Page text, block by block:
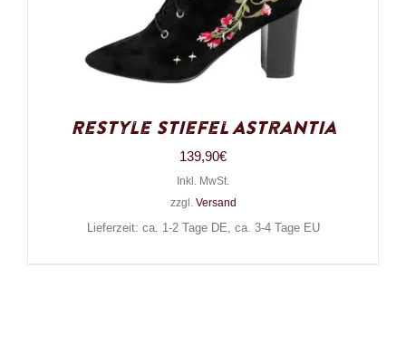
Restyle Stiefel Astrantia
139,90€
Inkl. MwSt.
zzgl. Versand
Lieferzeit: ca. 1-2 Tage DE, ca. 3-4 Tage EU